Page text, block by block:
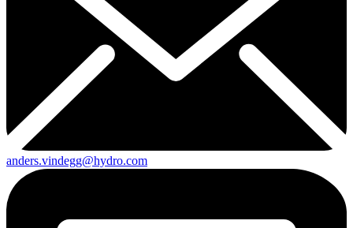
anders.vindegg@hydro.com